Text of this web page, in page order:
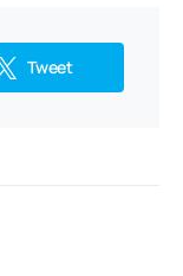
Tweet